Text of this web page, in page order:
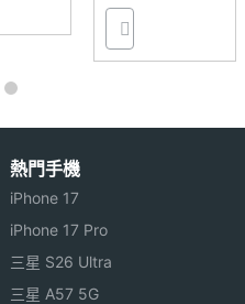
熱門手機
iPhone 17
iPhone 17 Pro
三星 S26 Ultra
三星 A57 5G